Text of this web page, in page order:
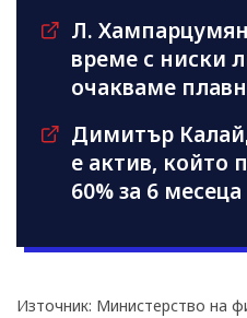
Л.
време с ниски
очакваме
Димитър
е актив, който
60% за 6 месеца
Източник: Министерство на